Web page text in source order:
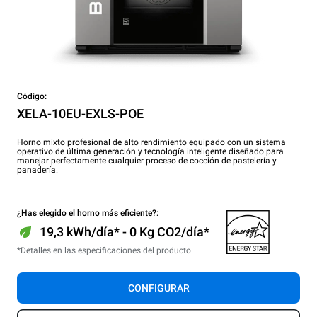
Código:
XELA-10EU-EXLS-POE
Horno mixto profesional de alto rendimiento equipado con un sistema
operativo de última generación y tecnología inteligente diseñado para
manejar perfectamente cualquier proceso de cocción de pastelería y
panadería.
¿Has elegido el horno más eficiente?:
19,3 kWh/día* - 0 Kg CO2/día*
*Detalles en las especificaciones del producto.
CONFIGURAR